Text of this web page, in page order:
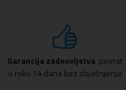
Garancija zadovoljstva povrat
u roku 14 dana bez objašnjenja